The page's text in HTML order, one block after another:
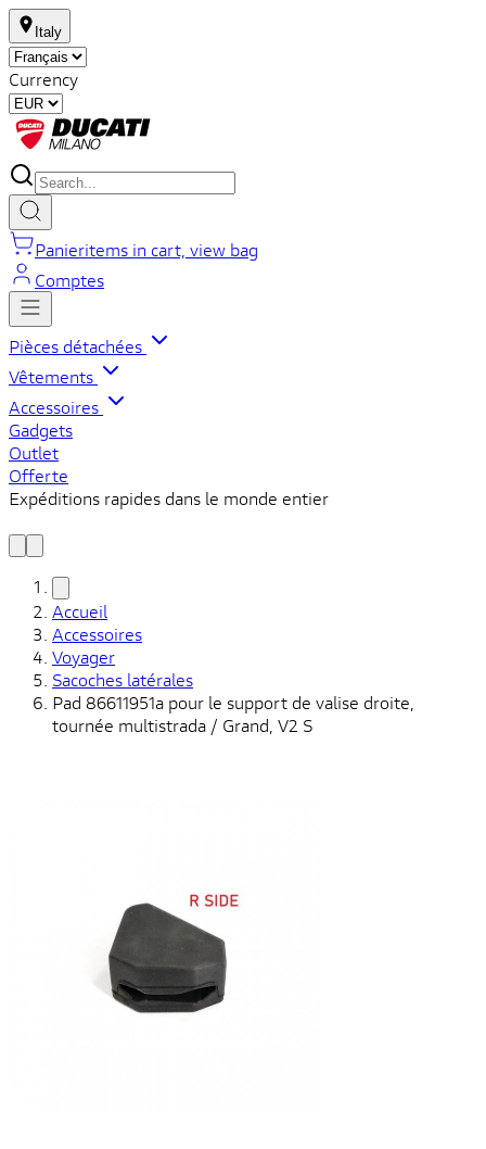
Italy
Currency
Panieritems in cart, view bag
Comptes
Pièces détachées
Vêtements
Accessoires
Gadgets
Outlet
Offerte
Expéditions rapides dans le monde entier
Accueil
Accessoires
Voyager
Sacoches latérales
Pad 86611951a pour le support de valise droite,
tournée multistrada / Grand, V2 S